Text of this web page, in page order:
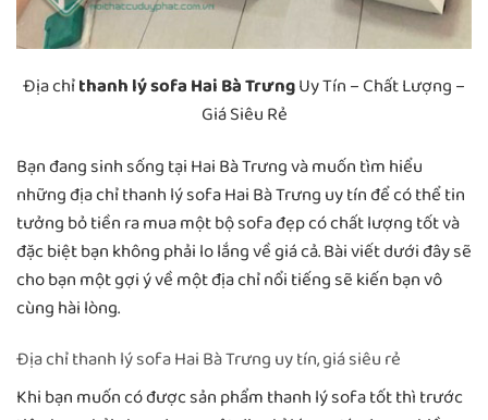
Địa chỉthanh lý sofa Hai Bà TrưngUy Tín – Chất Lượng –
Giá Siêu Rẻ
Bạn đang sinh sống tại Hai Bà Trưng và muốn tìm hiểu
những địa chỉ thanh lý sofa Hai Bà Trưng uy tín để có thể tin
tưởng bỏ tiền ra mua một bộ sofa đẹp có chất lượng tốt và
đặc biệt bạn không phải lo lắng về giá cả. Bài viết dưới đây sẽ
cho bạn một gợi ý về một địa chỉ nổi tiếng sẽ kiến bạn vô
cùng hài lòng.
Địa chỉ thanh lý sofa Hai Bà Trưng uy tín, giá siêu rẻ
Khi bạn muốn có được sản phẩm thanh lý sofa tốt thì trước